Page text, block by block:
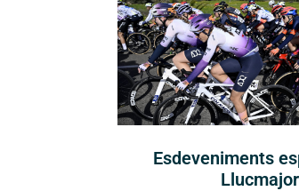
Esdeveniments
Llucmajor